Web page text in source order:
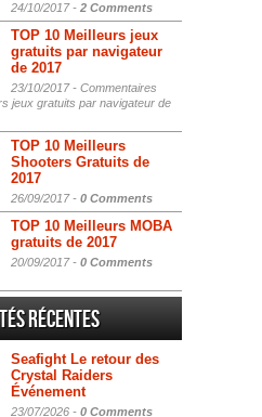
24/10/2017 - 2 Comments
TOP 10 Meilleurs jeux
gratuits par navigateur
de 2017
23/10/2017 - Commentaires
jeux gratuits par navigateur de
TOP 10 Meilleurs
Shooters Gratuits de
2017
26/09/2017 - 0 Comments
TOP 10 Meilleurs MOBA
gratuits de 2017
20/09/2017 - 0 Comments
Récentes
Seafight Le retour des
Crystal Raiders
Événement
23/07/2026 - 0 Comments